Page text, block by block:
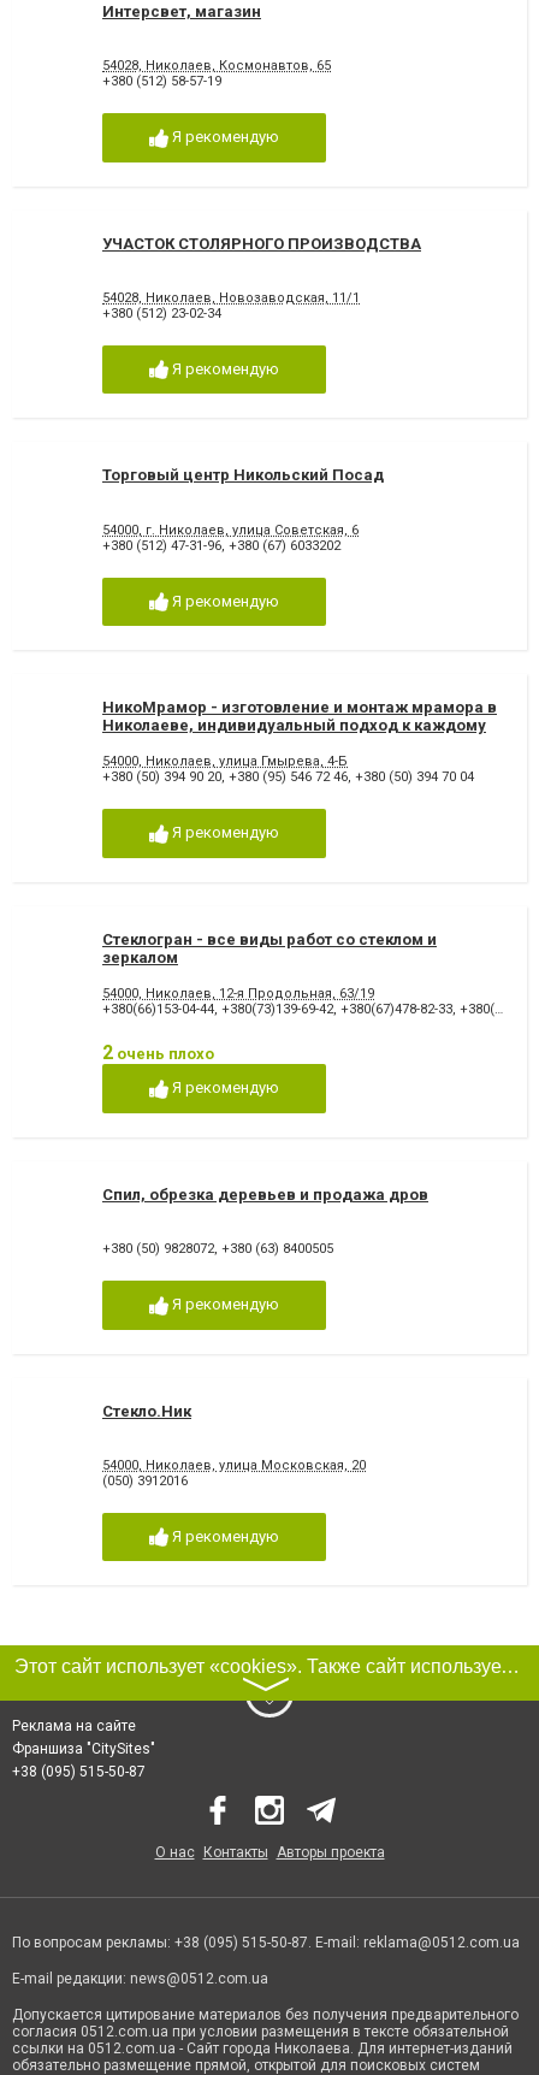
Интерсвет, магазин
54028, Николаев, Космонавтов, 65
+380 (512) 58-57-19
Я рекомендую
УЧАСТОК СТОЛЯРНОГО ПРОИЗВОДСТВА
54028, Николаев, Новозаводская, 11/1
+380 (512) 23-02-34
Я рекомендую
Торговый центр Никольский Посад
54000, г. Николаев, улица Советская, 6
+380 (512) 47-31-96, +380 (67) 6033202
Я рекомендую
НикоМрамор - изготовление и монтаж мрамора в
Николаеве, индивидуальный подход к каждому
54000, Николаев, улица Гмырева, 4-Б
+380 (50) 394 90 20, +380 (95) 546 72 46, +380 (50) 394 70 04
Я рекомендую
Стеклогран - все виды работ со стеклом и
зеркалом
54000, Николаев, 12-я Продольная, 63/19
+380(66)153-04-44, +380(73)139-69-42, +380(67)478-82-33, +380(51)244-43-86
2 очень плохо
Я рекомендую
Спил, обрезка деревьев и продажа дров
+380 (50) 9828072, +380 (63) 8400505
Я рекомендую
Стекло.Ник
54000, Николаев, улица Московская, 20
(050) 3912016
Я рекомендую
Этот сайт использует «cookies». Также сайт использует интернет-сервис для сбора технических данных касательно посетителей с целью получения маркетинговой и статистической информации. Условия обработки данных посетителей сайта см.
〉
Реклама на сайте
Франшиза "CitySites"
+38 (095) 515-50-87
О нас Контакты Авторы проекта
По вопросам рекламы: +38 (095) 515-50-87. E-mail: reklama@0512.com.ua
E-mail редакции: news@0512.com.ua
Допускается цитирование материалов без получения предварительного
согласия 0512.com.ua при условии размещения в тексте обязательной
ссылки на 0512.com.ua - Сайт города Николаева. Для интернет-изданий
обязательно размещение прямой, открытой для поисковых систем